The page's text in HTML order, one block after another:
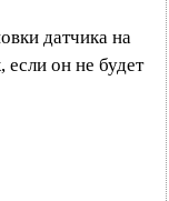
датчика на
если он не будет